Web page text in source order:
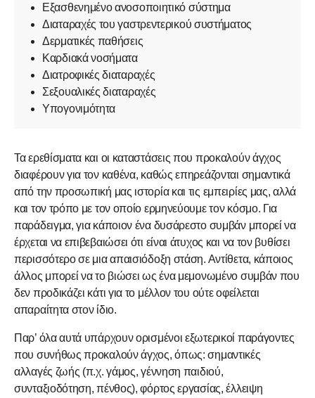
Εξασθενημένο ανοσοποιητικό σύστημα
Διαταραχές του γαστρεντερικού συστήματος
Δερματικές παθήσεις
Καρδιακά νοσήματα
Διατροφικές διαταραχές
Σεξουαλικές διαταραχές
Υπογονιμότητα
Τα ερεθίσματα και οι καταστάσεις που προκαλούν άγχος
διαφέρουν για τον καθένα, καθώς επηρεάζονται σημαντικά
από την προσωπική μας ιστορία και τις εμπειρίες μας, αλλά
και τον τρόπο με τον οποίο ερμηνεύουμε τον κόσμο. Για
παράδειγμα, για κάποιον ένα δυσάρεστο συμβάν μπορεί να
έρχεται να επιβεβαιώσει ότι είναι άτυχος και να τον βυθίσει
περισσότερο σε μια απαισιόδοξη στάση. Αντίθετα, κάποιος
άλλος μπορεί να το βιώσει ως ένα μεμονωμένο συμβάν που
δεν προδικάζει κάτι για το μέλλον του ούτε οφείλεται
απαραίτητα στον ίδιο.
Παρ’ όλα αυτά υπάρχουν ορισμένοι εξωτερικοί παράγοντες
που συνήθως προκαλούν άγχος, όπως: σημαντικές
αλλαγές ζωής (π.χ. γάμος, γέννηση παιδιού,
συνταξιοδότηση, πένθος), φόρτος εργασίας, έλλειψη